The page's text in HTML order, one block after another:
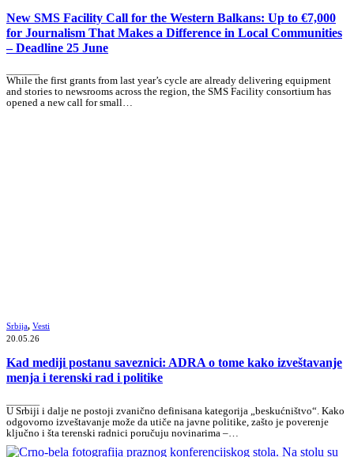
New SMS Facility Call for the Western Balkans: Up to €7,000
for Journalism That Makes a Difference in Local Communities
– Deadline 25 June
While the first grants from last year’s cycle are already delivering equipment
and stories to newsrooms across the region, the SMS Facility consortium has
opened a new call for small…
Srbija, Vesti
20.05.26
Kad mediji postanu saveznici: ADRA o tome kako izveštavanje
menja i terenski rad i politike
U Srbiji i dalje ne postoji zvanično definisana kategorija „beskućništvo“. Kako
odgovorno izveštavanje može da utiče na javne politike, zašto je poverenje
ključno i šta terenski radnici poručuju novinarima –…